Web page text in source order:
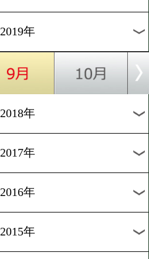
過去のニュース
2025年
2024年
2023年
2022年